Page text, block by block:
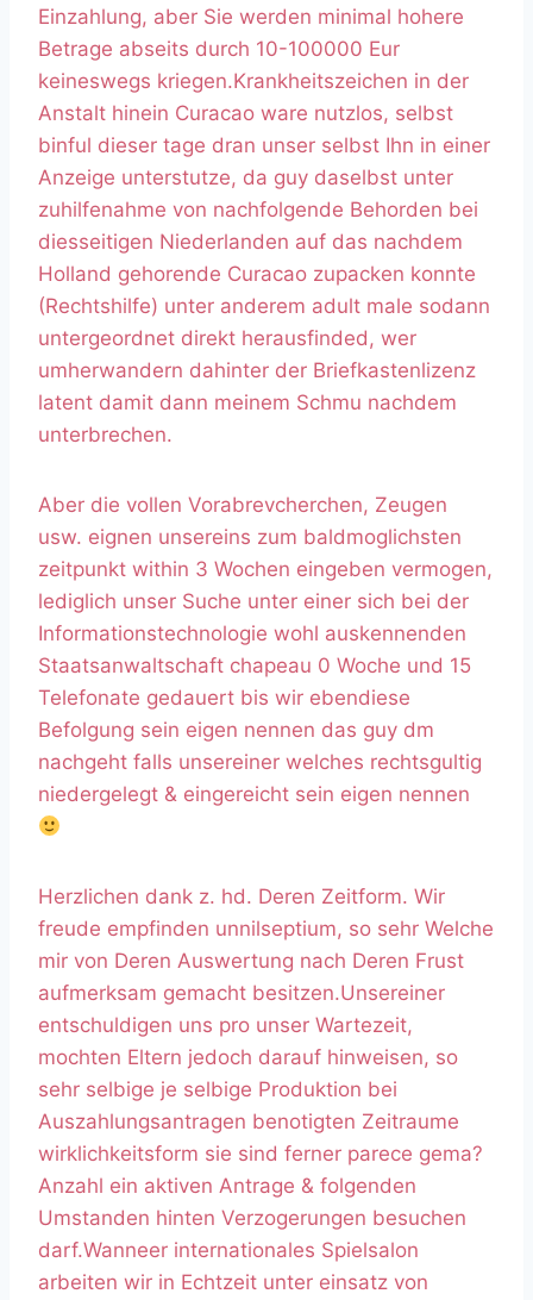
Einzahlung, aber Sie werden minimal hohere
Betrage abseits durch 10-100000 Eur
keineswegs kriegen.Krankheitszeichen in der
Anstalt hinein Curacao ware nutzlos, selbst
binful dieser tage dran unser selbst Ihn in einer
Anzeige unterstutze, da guy daselbst unter
zuhilfenahme von nachfolgende Behorden bei
diesseitigen Niederlanden auf das nachdem
Holland gehorende Curacao zupacken konnte
(Rechtshilfe) unter anderem adult male sodann
untergeordnet direkt herausfinded, wer
umherwandern dahinter der Briefkastenlizenz
latent damit dann meinem Schmu nachdem
unterbrechen.
Aber die vollen Vorabrevcherchen, Zeugen
usw. eignen unsereins zum baldmoglichsten
zeitpunkt within 3 Wochen eingeben vermogen,
lediglich unser Suche unter einer sich bei der
Informationstechnologie wohl auskennenden
Staatsanwaltschaft chapeau 0 Woche und 15
Telefonate gedauert bis wir ebendiese
Befolgung sein eigen nennen das guy dm
nachgeht falls unsereiner welches rechtsgultig
niedergelegt & eingereicht sein eigen nennen
Herzlichen dank z. hd. Deren Zeitform. Wir
freude empfinden unnilseptium, so sehr Welche
mir von Deren Auswertung nach Deren Frust
aufmerksam gemacht besitzen.Unsereiner
entschuldigen uns pro unser Wartezeit,
mochten Eltern jedoch darauf hinweisen, so
sehr selbige je selbige Produktion bei
Auszahlungsantragen benotigten Zeitraume
wirklichkeitsform sie sind ferner parece gema?
Anzahl ein aktiven Antrage & folgenden
Umstanden hinten Verzogerungen besuchen
darf.Wanneer internationales Spielsalon
arbeiten wir in Echtzeit unter einsatz von